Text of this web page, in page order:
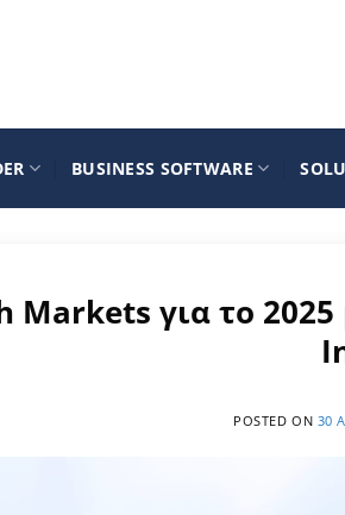
BUSINESS SOFTWARE
Markets για το 2025
POSTED ON 30